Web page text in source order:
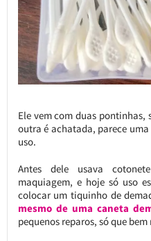
Ele vem com duas pontinhas,
outra é achatada, parece
uso.
Antes dele usava
maquiagem, e hoje só uso
colocar um tiquinho de
mesmo de uma caneta
pequenos reparos, só que